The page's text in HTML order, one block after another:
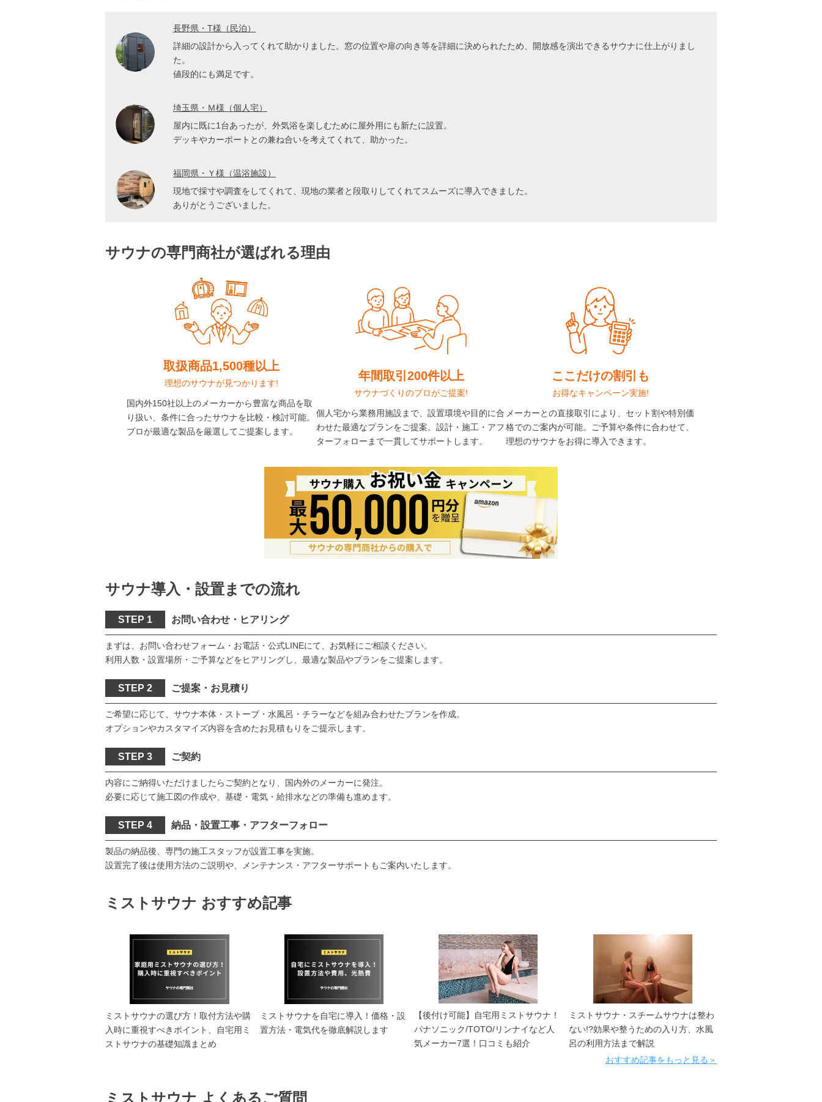
長野県・T様（民泊）
詳細の設計から入ってくれて助かりました。窓の位置や扉の向き等を詳細に決められたため、開放感を演出できるサウナに仕上がりまし
た。
値段的にも満足です。
埼玉県・Ｍ様（個人宅）
屋内に既に1台あったが、外気浴を楽しむために屋外用にも新たに設置。
デッキやカーポートとの兼ね合いを考えてくれて、助かった。
福岡県・Ｙ様（温浴施設）
現地で採寸や調査をしてくれて、現地の業者と段取りしてくれてスムーズに導入できました。
ありがとうございました。
サウナの専門商社が選ばれる理由
取扱商品1,500種以上
理想のサウナが見つかります!
国内外150社以上のメーカーから豊富な商品を取
り扱い、条件に合ったサウナを比較・検討可能。
プロが最適な製品を厳選してご提案します。
年間取引200件以上
サウナづくりのプロがご提案!
個人宅から業務用施設まで、設置環境や目的に合
わせた最適なプランをご提案。設計・施工・アフ
ターフォローまで一貫してサポートします。
ここだけの割引も
お得なキャンペーン実施!
メーカーとの直接取引により、セット割や特別価
格でのご案内が可能。ご予算や条件に合わせて、
理想のサウナをお得に導入できます。
サウナ導入・設置までの流れ
STEP 1 お問い合わせ・ヒアリング
まずは、お問い合わせフォーム・お電話・公式LINEにて、お気軽にご相談ください。
利用人数・設置場所・ご予算などをヒアリングし、最適な製品やプランをご提案します。
STEP 2 ご提案・お見積り
ご希望に応じて、サウナ本体・ストーブ・水風呂・チラーなどを組み合わせたプランを作成。
オプションやカスタマイズ内容を含めたお見積もりをご提示します。
STEP 3 ご契約
内容にご納得いただけましたらご契約となり、国内外のメーカーに発注。
必要に応じて施工図の作成や、基礎・電気・給排水などの準備も進めます。
STEP 4 納品・設置工事・アフターフォロー
製品の納品後、専門の施工スタッフが設置工事を実施。
設置完了後は使用方法のご説明や、メンテナンス・アフターサポートもご案内いたします。
ミストサウナ おすすめ記事
ミストサウナの選び方！取付方法や購
入時に重視すべきポイント、自宅用ミ
ストサウナの基礎知識まとめ
ミストサウナを自宅に導入！価格・設
置方法・電気代を徹底解説します
【後付け可能】自宅用ミストサウナ！
パナソニック/TOTO/リンナイなど人
気メーカー7選！口コミも紹介
ミストサウナ・スチームサウナは整わ
ない!?効果や整うための入り方、水風
呂の利用方法まで解説
おすすめ記事をもっと見る＞
ミストサウナ よくあるご質問